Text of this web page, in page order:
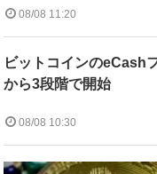
08/08 11:20
ビットコインのeCash
から3段階で開始
08/08 10:30